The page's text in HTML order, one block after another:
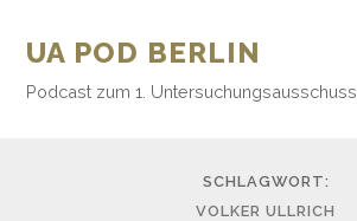
UA POD BERLIN
Podcast zum 1. Untersuchungsausschuss
SCHLAGWORT:
VOLKER ULLRICH